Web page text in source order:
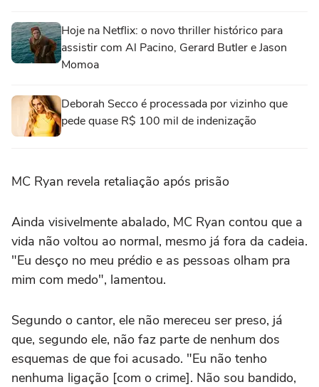
Hoje na Netflix: o novo thriller histórico para
assistir com Al Pacino, Gerard Butler e Jason
Momoa
Deborah Secco é processada por vizinho que
pede quase R$ 100 mil de indenização
MC Ryan revela retaliação após prisão
Ainda visivelmente abalado, MC Ryan contou que a
vida não voltou ao normal, mesmo já fora da cadeia.
"Eu desço no meu prédio e as pessoas olham pra
mim com medo", lamentou.
Segundo o cantor, ele não mereceu ser preso, já
que, segundo ele, não faz parte de nenhum dos
esquemas de que foi acusado. "Eu não tenho
nenhuma ligação [com o crime]. Não sou bandido,